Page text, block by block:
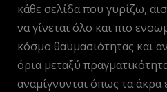
κάθε σελίδα που γυρίζω,
να γίνεται όλο και πιο
κόσμο θαυμασιότητας και
όρια μεταξύ
αναμίγνυνται όπως τα άκρα